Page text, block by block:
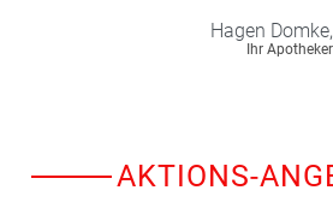
Hagen Domke,
Ihr Apotheker
AKTIONS-